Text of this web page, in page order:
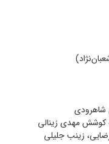
کوشش مهدی زینالی
زینب جلیلی